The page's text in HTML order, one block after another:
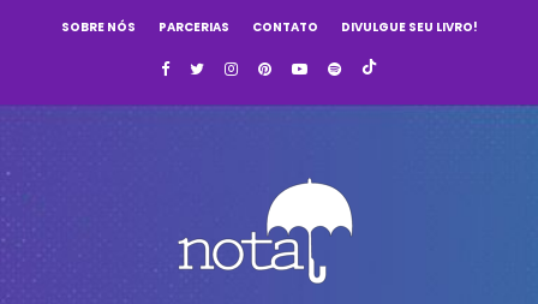
SOBRE NÓS PARCERIAS CONTATO DIVULGUE SEU LIVRO!